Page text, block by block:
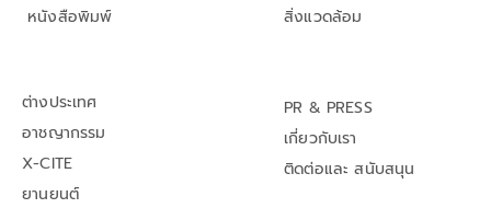
หนังสือพิมพ์
สิ่งแวดล้อม
ต่างประเทศ
อาชญากรรม
X-CITE
ยานยนต์
PR & PRESS
เกี่ยวกับเรา
ติดต่อและ สนับสนุน